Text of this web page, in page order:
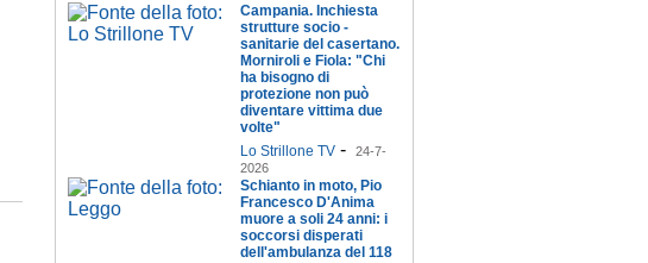
Campania. Inchiesta
strutture socio -
sanitarie del casertano.
Morniroli e Fiola: "Chi
ha bisogno di
protezione non può
diventare vittima due
volte"
Lo Strillone TV -
24-7-
2026
Schianto in moto, Pio
Francesco D'Anima
muore a soli 24 anni: i
soccorsi disperati
dell'ambulanza del 118